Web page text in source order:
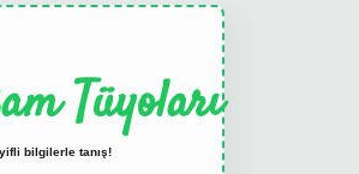
Tüyoları
bilgilerle tanış!